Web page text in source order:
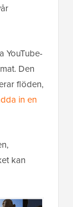
YouTube-
Den
flöden,
in en
kan